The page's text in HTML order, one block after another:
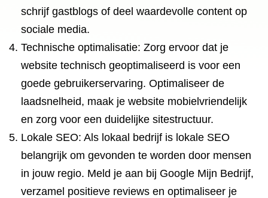
schrijf gastblogs of deel waardevolle content op
sociale media.
Technische optimalisatie: Zorg ervoor dat je
website technisch geoptimaliseerd is voor een
goede gebruikerservaring. Optimaliseer de
laadsnelheid, maak je website mobielvriendelijk
en zorg voor een duidelijke sitestructuur.
Lokale SEO: Als lokaal bedrijf is lokale SEO
belangrijk om gevonden te worden door mensen
in jouw regio. Meld je aan bij Google Mijn Bedrijf,
verzamel positieve reviews en optimaliseer je